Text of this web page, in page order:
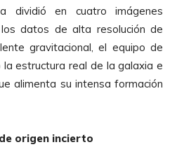
dividió en cuatro imágenes
datos de alta resolución de
gravitacional, el equipo de
estructura real de la galaxia e
alimenta su intensa formación
origen incierto